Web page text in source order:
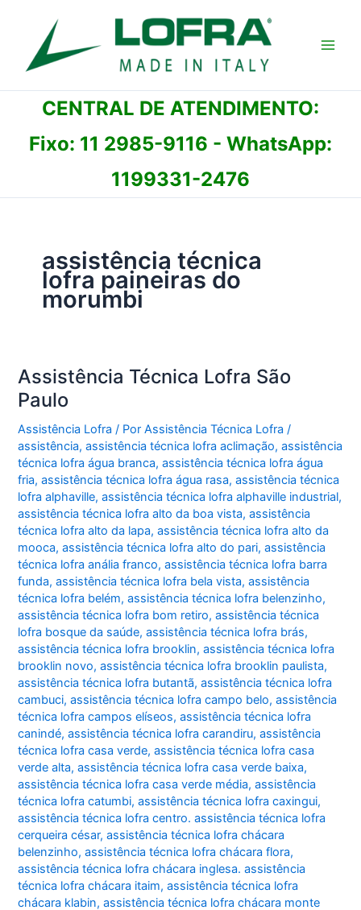
conteúdo
CENTRAL DE ATENDIMENTO:
Fixo: 11 2985-9116 - WhatsApp:
1199331-2476
assistência técnica
lofra paineiras do
morumbi
Assistência Técnica Lofra São
Paulo
Assistência Lofra / PorAssistência Técnica Lofra/
assistência,assistência técnica lofra aclimação,assistência
técnica lofra água branca,assistência técnica lofra água
fria,assistência técnica lofra água rasa,assistência técnica
lofra alphaville,assistência técnica lofra alphaville industrial,
assistência técnica lofra alto da boa vista,assistência
técnica lofra alto da lapa,assistência técnica lofra alto da
mooca,assistência técnica lofra alto do pari,assistência
técnica lofra anália franco,assistência técnica lofra barra
funda,assistência técnica lofra bela vista,assistência
técnica lofra belém,assistência técnica lofra belenzinho,
assistência técnica lofra bom retiro,assistência técnica
lofra bosque da saúde,assistência técnica lofra brás,
assistência técnica lofra brooklin,assistência técnica lofra
brooklin novo,assistência técnica lofra brooklin paulista,
assistência técnica lofra butantã,assistência técnica lofra
cambuci,assistência técnica lofra campo belo,assistência
técnica lofra campos elíseos,assistência técnica lofra
canindé,assistência técnica lofra carandiru,assistência
técnica lofra casa verde,assistência técnica lofra casa
verde alta,assistência técnica lofra casa verde baixa,
assistência técnica lofra casa verde média,assistência
técnica lofra catumbi,assistência técnica lofra caxingui,
assistência técnica lofra centro. assistência técnica lofra
cerqueira césar,assistência técnica lofra chácara
belenzinho,assistência técnica lofra chácara flora,
assistência técnica lofra chácara inglesa. assistência
técnica lofra chácara itaim,assistência técnica lofra
chácara klabin,assistência técnica lofra chácara monte